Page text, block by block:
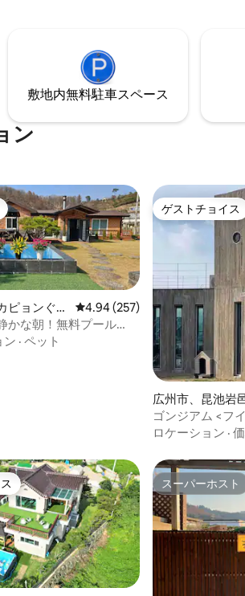
の後ろの松林を通って
りくねった15kmのト
は、誰もが簡単に楽し
す。 自分だけの
じて贈り物を与えてく
れており、それ
キがあり、別々
午後5:00 チェッ
敷地内無料駐⁠車ス⁠ペ⁠ー⁠ス
ン
の平均評価
ピョンぐ
）のペンシ
レビュー257件、5つ星中4.94
4.94 (257)
かな朝！無料プール
#家族の集まり#友達の
ン · ペット
ゲストチョイス
ゲストチョイス
広州市、昆池岩
ュし、コンジア
ンション
ゴンジアム <フ
休息を楽しんで
ロケーション ·
ョイスです。 スーパーホスト
スーパーホスト